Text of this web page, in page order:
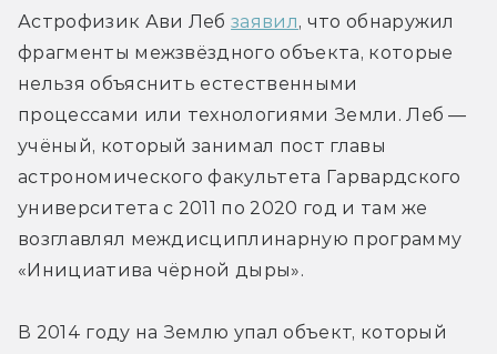
Астрофизик Ави Леб заявил, что обнаружил
фрагменты межзвёздного объекта, которые
нельзя объяснить естественными
процессами или технологиями Земли. Леб —
учёный, который занимал пост главы
астрономического факультета Гарвардского
университета с 2011 по 2020 год и там же
возглавлял междисциплинарную программу
«Инициатива чёрной дыры».
В 2014 году на Землю упал объект, который